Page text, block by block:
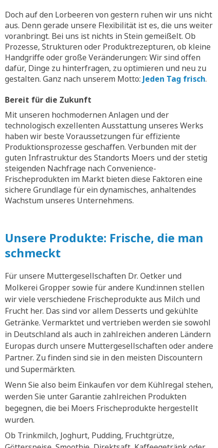
Doch auf den Lorbeeren von gestern ruhen wir uns nicht
aus. Denn gerade unsere Flexibilität ist es, die uns weiter
voranbringt. Bei uns ist nichts in Stein gemeißelt. Ob
Prozesse, Strukturen oder Produktrezepturen, ob kleine
Handgriffe oder große Veränderungen: Wir sind offen
dafür, Dinge zu hinterfragen, zu optimieren und neu zu
gestalten. Ganz nach unserem Motto: Jeden Tag frisch.
Bereit für die Zukunft
Mit unseren hochmodernen Anlagen und der
technologisch exzellenten Ausstattung unseres Werks
haben wir beste Voraussetzungen für effiziente
Produktionsprozesse geschaffen. Verbunden mit der
guten Infrastruktur des Standorts Moers und der stetig
steigenden Nachfrage nach Convenience-
Frischeprodukten im Markt bieten diese Faktoren eine
sichere Grundlage für ein dynamisches, anhaltendes
Wachstum unseres Unternehmens.
Unsere Produkte: Frische, die man
schmeckt
Für unsere Muttergesellschaften Dr. Oetker und
Molkerei Gropper sowie für andere Kund:innen stellen
wir viele verschiedene Frischeprodukte aus Milch und
Frucht her. Das sind vor allem Desserts und gekühlte
Getränke. Vermarktet und vertrieben werden sie sowohl
in Deutschland als auch in zahlreichen anderen Ländern
Europas durch unsere Muttergesellschaften oder andere
Partner. Zu finden sind sie in den meisten Discountern
und Supermärkten.
Wenn Sie also beim Einkaufen vor dem Kühlregal stehen,
werden Sie unter Garantie zahlreichen Produkten
begegnen, die bei Moers Frischeprodukte hergestellt
wurden.
Ob Trinkmilch, Joghurt, Pudding, Fruchtgrütze,